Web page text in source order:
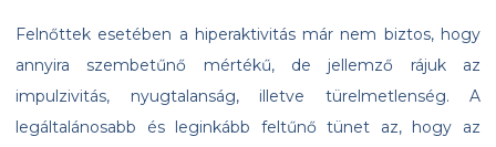
Felnőttek esetében a hiperaktivitás már nem biztos, hogy
annyira szembetűnő mértékű, de jellemző rájuk az
impulzivitás, nyugtalanság, illetve türelmetlenség. A
legáltalánosabb és leginkább feltűnő tünet az, hogy az